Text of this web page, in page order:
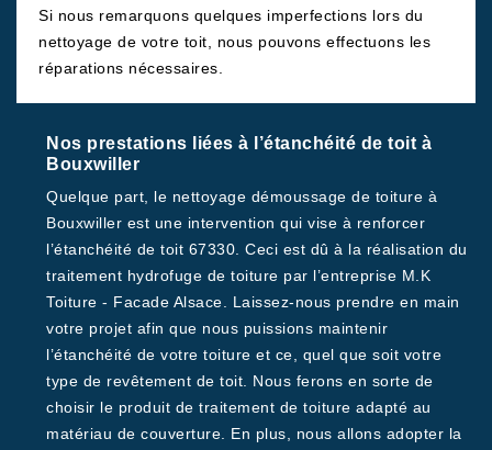
Si nous remarquons quelques imperfections lors du
nettoyage de votre toit, nous pouvons effectuons les
réparations nécessaires.
Nos prestations liées à l’étanchéité de toit à
Bouxwiller
Quelque part, le nettoyage démoussage de toiture à
Bouxwiller est une intervention qui vise à renforcer
l’étanchéité de toit 67330. Ceci est dû à la réalisation du
traitement hydrofuge de toiture par l’entreprise M.K
Toiture - Facade Alsace. Laissez-nous prendre en main
votre projet afin que nous puissions maintenir
l’étanchéité de votre toiture et ce, quel que soit votre
type de revêtement de toit. Nous ferons en sorte de
choisir le produit de traitement de toiture adapté au
matériau de couverture. En plus, nous allons adopter la